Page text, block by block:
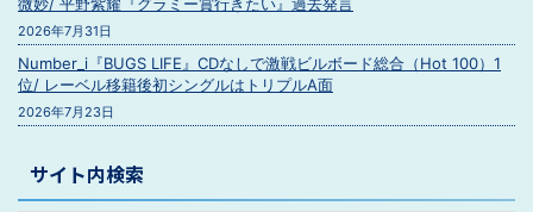
2026年7月31日
Number_i『BUGS LIFE』CDなしで激戦ビルボード総合（Hot 100）1
位/ レーベル移籍後初シングルはトリプルA面
2026年7月23日
サイト内検索